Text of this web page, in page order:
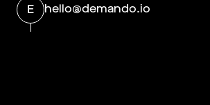
E hello@demando.io